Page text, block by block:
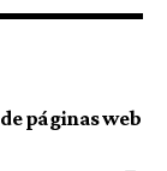
páginas web